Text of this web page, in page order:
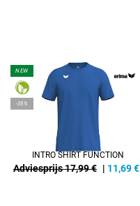
NEW
-35%
INTRO SHIRT FUNCTION
Adviesprijs 17,99 € | 11,69€